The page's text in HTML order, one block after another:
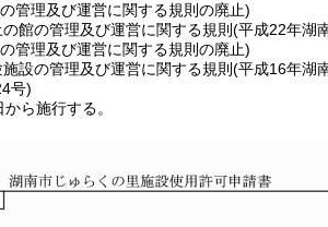
管理及び運営に関する規則の廃止)
館の管理及び運営に関する規則 (平成22年湖
管理及び運営に関する規則の廃止)
設の管理及び運営に関する規則 (平成16年湖
号)
ら施行する。